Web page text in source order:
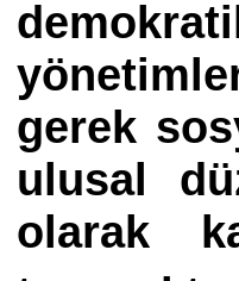
gerek
ulusal
olarak